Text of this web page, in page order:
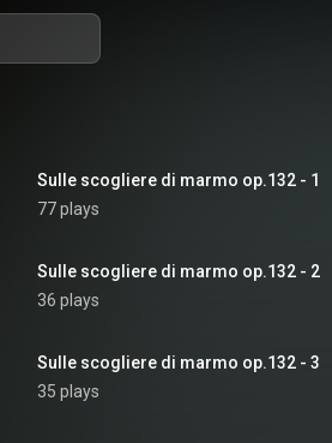
Sulle scogliere di marmo op.132 - 1
77 plays
Sulle scogliere di marmo op.132 - 2
36 plays
Sulle scogliere di marmo op.132 - 3
35 plays